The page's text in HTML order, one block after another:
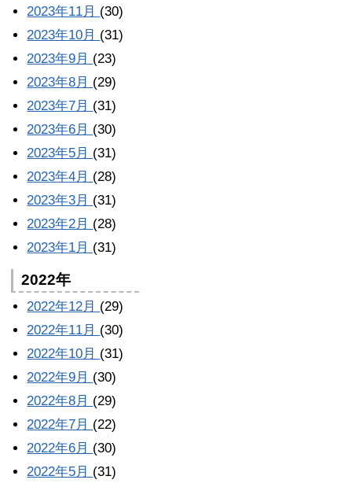
2023年11月 (30)
2023年10月 (31)
2023年9月 (23)
2023年8月 (29)
2023年7月 (31)
2023年6月 (30)
2023年5月 (31)
2023年4月 (28)
2023年3月 (31)
2023年2月 (28)
2023年1月 (31)
2022年
2022年12月 (29)
2022年11月 (30)
2022年10月 (31)
2022年9月 (30)
2022年8月 (29)
2022年7月 (22)
2022年6月 (30)
2022年5月 (31)